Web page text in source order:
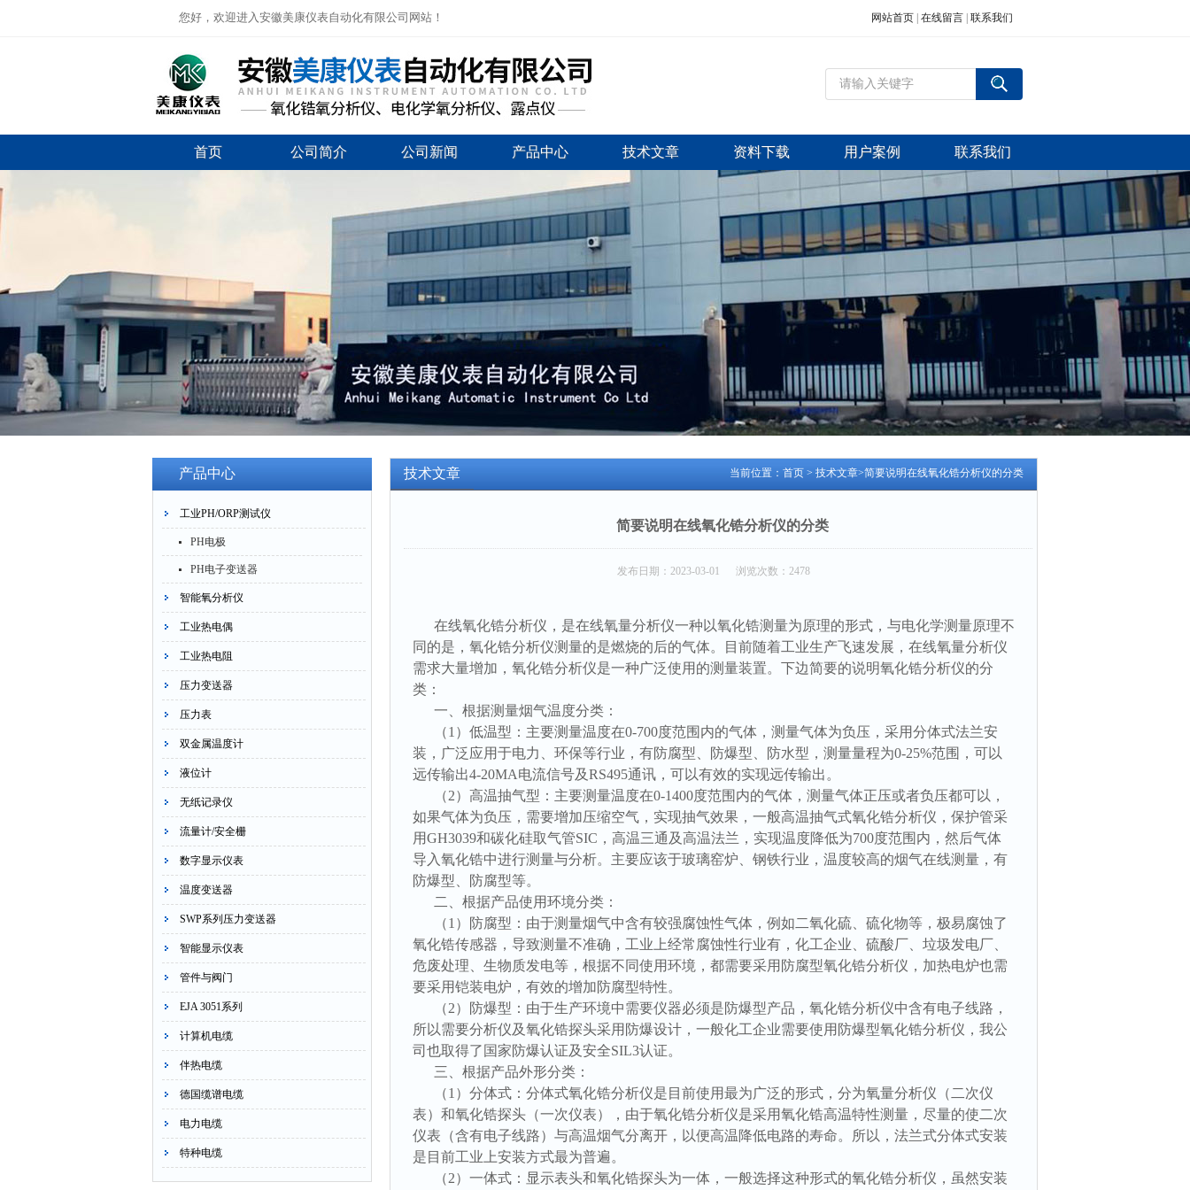
您好，欢迎进入安徽美康仪表自动化有限公司网站！ 网站首页 在线留言 联系我们
首页 公司简介 公司新闻 产品中心 技术文章 资料下载 用户案例 联系我们
产品中心
工业PH/ORP测试仪
PH电极
PH电子变送器
智能氧分析仪
工业热电偶
工业热电阻
压力变送器
压力表
双金属温度计
液位计
无纸记录仪
流量计/安全栅
数字显示仪表
温度变送器
SWP系列压力变送器
智能显示仪表
管件与阀门
EJA 3051系列
计算机电缆
伴热电缆
德国缆谱电缆
电力电缆
特种电缆
当前位置： 首页 > 技术文章>简要说明在线氧化锆分析仪的分类
技术文章
简要说明在线氧化锆分析仪的分类
发布日期：2023-03-01 浏览次数：2478
在线氧化锆分析仪，是在线氧量分析仪一种以氧化锆测量为原理的形式，与电化学测量原理不
同的是，氧化锆分析仪测量的是燃烧的后的气体。目前随着工业生产飞速发展，在线氧量分析仪
需求大量增加，氧化锆分析仪是一种广泛使用的测量装置。下边简要的说明氧化锆分析仪的分
类：
一、根据测量烟气温度分类：
（1）低温型：主要测量温度在0-700度范围内的气体，测量气体为负压，采用分体式法兰安
装，广泛应用于电力、环保等行业，有防腐型、防爆型、防水型，测量量程为0-25%范围，可以
远传输出4-20MA电流信号及RS495通讯，可以有效的实现远传输出。
（2）高温抽气型：主要测量温度在0-1400度范围内的气体，测量气体正压或者负压都可以，
如果气体为负压，需要增加压缩空气，实现抽气效果，一般高温抽气式氧化锆分析仪，保护管采
用GH3039和碳化硅取气管SIC，高温三通及高温法兰，实现温度降低为700度范围内，然后气体
导入氧化锆中进行测量与分析。主要应该于玻璃窑炉、钢铁行业，温度较高的烟气在线测量，有
防爆型、防腐型等。
二、根据产品使用环境分类：
（1）防腐型：由于测量烟气中含有较强腐蚀性气体，例如二氧化硫、硫化物等，极易腐蚀了
氧化锆传感器，导致测量不准确，工业上经常腐蚀性行业有，化工企业、硫酸厂、垃圾发电厂、
危废处理、生物质发电等，根据不同使用环境，都需要采用防腐型氧化锆分析仪，加热电炉也需
要采用铠装电炉，有效的增加防腐型特性。
（2）防爆型：由于生产环境中需要仪器必须是防爆型产品，氧化锆分析仪中含有电子线路，
所以需要分析仪及氧化锆探头采用防爆设计，一般化工企业需要使用防爆型氧化锆分析仪，我公
司也取得了国家防爆认证及安全SIL3认证。
三、根据产品外形分类：
（1）分体式：分体式氧化锆分析仪是目前使用最为广泛的形式，分为氧量分析仪（二次仪
表）和氧化锆探头（一次仪表），由于氧化锆分析仪是采用氧化锆高温特性测量，尽量的使二次
仪表（含有电子线路）与高温烟气分离开，以便高温降低电路的寿命。所以，法兰式分体式安装
是目前工业上安装方式最为普遍。
（2）一体式：显示表头和氧化锆探头为一体，一般选择这种形式的氧化锆分析仪，虽然安装